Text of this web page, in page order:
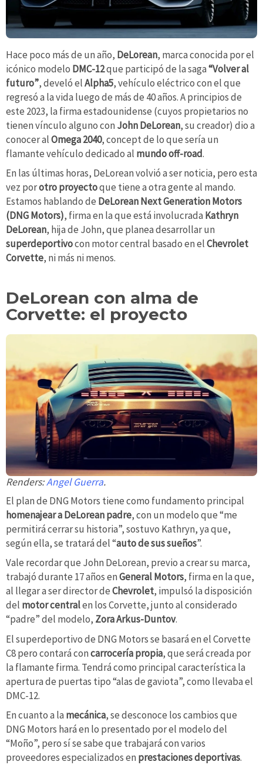
Hace poco más de un año, DeLorean, marca conocida por el
icónico modelo DMC-12que participó de la saga“Volver al
futuro”, develó elAlpha5, vehículo eléctrico con el que
regresó a la vida luego de más de 40 años. A principios de
este 2023, la firma estadounidense (cuyos propietarios no
tienen vínculo alguno con John DeLorean, su creador) dio a
conocer alOmega 2040, concept de lo que sería un
flamante vehículo dedicado al mundo off-road.
En las últimas horas, DeLorean volvió a ser noticia, pero esta
vez porotro proyectoque tiene a otra gente al mando.
Estamos hablando de DeLorean Next Generation Motors
(DNG Motors), firma en la que está involucrada Kathryn
DeLorean, hija de John, que planea desarrollar un
superdeportivocon motor central basado en elChevrolet
Corvette, ni más ni menos.
DeLorean con alma de
Corvette: el proyecto
Renders:Angel Guerra.
El plan de DNG Motors tiene como fundamento principal
homenajear a DeLorean padre, con un modelo que “me
permitirá cerrar su historia”, sostuvo Kathryn, ya que,
según ella, se tratará del “auto de sus sueños”.
Vale recordar que John DeLorean, previo a crear su marca,
trabajó durante 17 años enGeneral Motors, firma en la que,
al llegar a ser director deChevrolet, impulsó la disposición
del motor centralen los Corvette, junto al considerado
“padre” del modelo, Zora Arkus-Duntov.
El superdeportivo de DNG Motors se basará en el Corvette
C8 pero contará concarrocería propia, que será creada por
la flamante firma. Tendrá como principal característica la
apertura de puertas tipo “alas de gaviota”, como llevaba el
DMC-12.
En cuanto a la mecánica, se desconoce los cambios que
DNG Motors hará en lo presentado por el modelo del
“Moño”, pero sí se sabe que trabajará con varios
proveedores especializados en prestaciones deportivas.